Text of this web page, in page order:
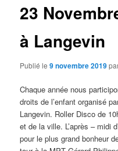
23
à Langevin
Publié le9 novembre 2019
Chaque année nous
droits de l’enfant organisé
Langevin. Roller Disco de
et de la ville. L’après – midi
pour le plus grand bonheur